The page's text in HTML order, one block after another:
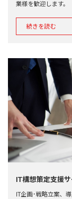
業様を歓迎します。
続きを読む
IT構想策定支援
IT企画･戦略立案、